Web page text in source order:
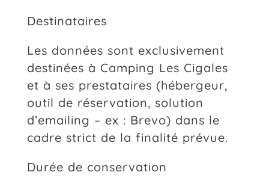
Destinataires
Les données sont exclusivement
destinées à Camping Les Cigales
et à ses prestataires (hébergeur,
outil de réservation, solution
d’emailing – ex : Brevo) dans le
cadre strict de la finalité prévue.
Durée de conservation